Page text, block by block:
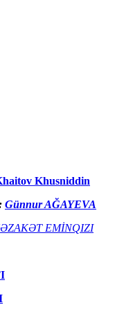
Khusniddin
Günnur AĞAYEVA
EMİNQIZI